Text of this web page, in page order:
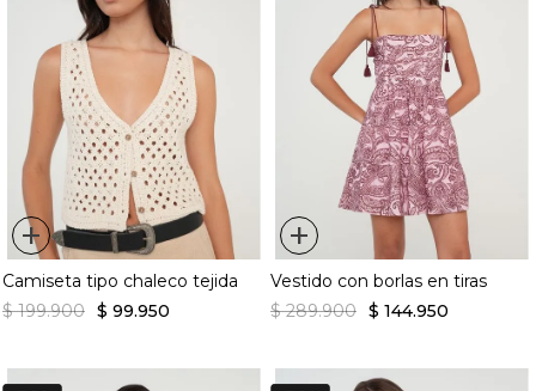
+
Camiseta tipo chaleco tejida
$ 199.900 $ 99.950
+
Vestido con borlas en tiras
$ 289.900 $ 144.950